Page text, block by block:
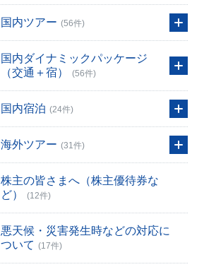
国内ツアー (56件)
国内ダイナミックパッケージ
（交通＋宿）
(56件)
国内宿泊 (24件)
海外ツアー (31件)
株主の皆さまへ（株主優待券な
ど）
(12件)
悪天候・災害発生時などの対応に
ついて (17件)